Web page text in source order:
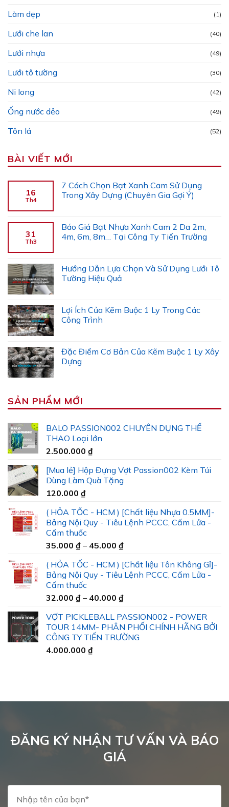
Làm dẹp (1)
Lưới che lan (40)
Lưới nhựa (49)
Lưới tô tường (30)
Ni long (42)
Ống nước dẻo (49)
Tôn lá (52)
BÀI VIẾT MỚI
16
Th4
7 Cách Chọn Bạt Xanh Cam Sử Dụng
Trong Xây Dựng (Chuyên Gia Gợi Ý)
31
Th3
Báo Giá Bạt Nhựa Xanh Cam 2 Da 2m,
4m, 6m, 8m… Tại Công Ty Tiến Trường
Hướng Dẫn Lựa Chọn Và Sử Dụng Lưới Tô
Tường Hiệu Quả
Lợi Ích Của Kẽm Buộc 1 Ly Trong Các
Công Trình
Đặc Điểm Cơ Bản Của Kẽm Buộc 1 Ly Xây
Dựng
SẢN PHẨM MỚI
BALO PASSION002 CHUYÊN DỤNG THỂ
THAO Loại lớn
2.500.000 ₫
[Mua lẻ] Hộp Đựng Vợt Passion002 Kèm Túi
Dùng Làm Quà Tặng
120.000 ₫
( HỎA TỐC - HCM ) [Chất liệu Nhựa 0.5MM]-
Bảng Nội Quy - Tiêu Lệnh PCCC, Cấm Lửa -
Cấm thuốc
35.000 ₫ – 45.000 ₫Khoảng
từ
35.000 ₫
45.000 ₫
( HỎA TỐC - HCM ) [Chất liệu Tôn Không Gỉ]-
Bảng Nội Quy - Tiêu Lệnh PCCC, Cấm Lửa -
Cấm thuốc
32.000 ₫ – 40.000 ₫Khoảng
từ
32.000 ₫
đến
VỢT PICKLEBALL PASSION002 - POWER
TOUR 14MM- PHÂN PHỐI CHÍNH HÃNG BỞI
CÔNG TY TIẾN TRƯỜNG
4.000.000 ₫
ĐĂNG KÝ NHẬN TƯ VẤN VÀ BÁO
GIÁ